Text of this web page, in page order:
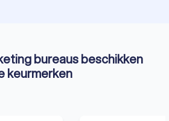
bureaus beschikken
keurmerken